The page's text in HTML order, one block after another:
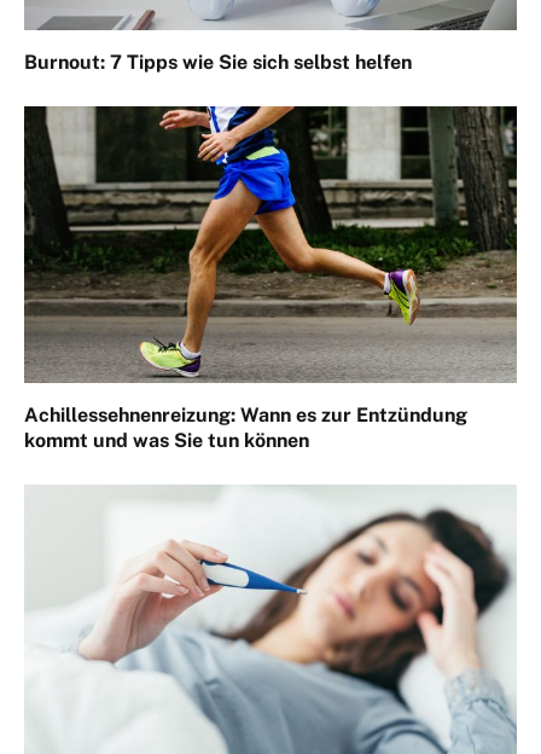
Burnout: 7 Tipps wie Sie sich selbst helfen
Achillessehnenreizung: Wann es zur Entzündung
kommt und was Sie tun können